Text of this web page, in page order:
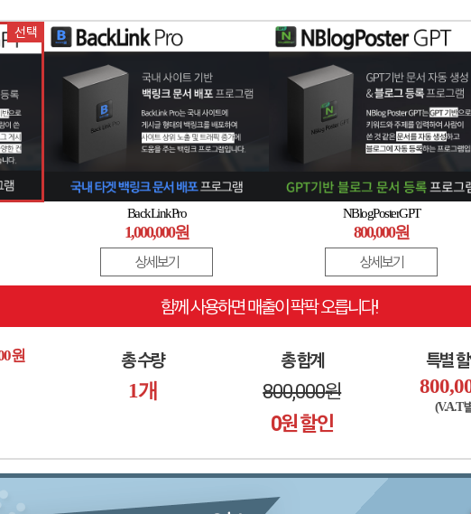
선택
BackLinkPro
1,000,000원
상세보기
NBlogPosterGPT
800,000원
상세보기
함께 사용하면 매출이 팍팍 오릅니다!
원 총 수량
1개
총 합계
800,000원
0원 할인
특별
(V.A.T